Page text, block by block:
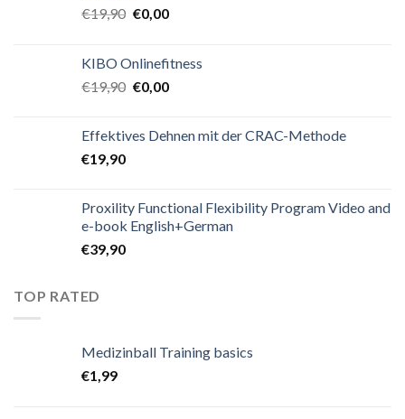
€19,90 €0,00
KIBO Onlinefitness
€19,90 €0,00
Effektives Dehnen mit der CRAC-Methode
€19,90
Proxility Functional Flexibility Program Video and
e-book English+German
€39,90
TOP RATED
Medizinball Training basics
€1,99